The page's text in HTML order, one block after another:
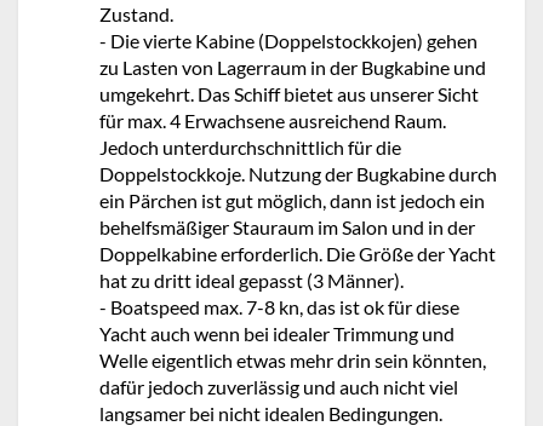
Zustand.
- Die vierte Kabine (Doppelstockkojen) gehen
zu Lasten von Lagerraum in der Bugkabine und
umgekehrt. Das Schiff bietet aus unserer Sicht
für max. 4 Erwachsene ausreichend Raum.
Jedoch unterdurchschnittlich für die
Doppelstockkoje. Nutzung der Bugkabine durch
ein Pärchen ist gut möglich, dann ist jedoch ein
behelfsmäßiger Stauraum im Salon und in der
Doppelkabine erforderlich. Die Größe der Yacht
hat zu dritt ideal gepasst (3 Männer).
- Boatspeed max. 7-8 kn, das ist ok für diese
Yacht auch wenn bei idealer Trimmung und
Welle eigentlich etwas mehr drin sein könnten,
dafür jedoch zuverlässig und auch nicht viel
langsamer bei nicht idealen Bedingungen.